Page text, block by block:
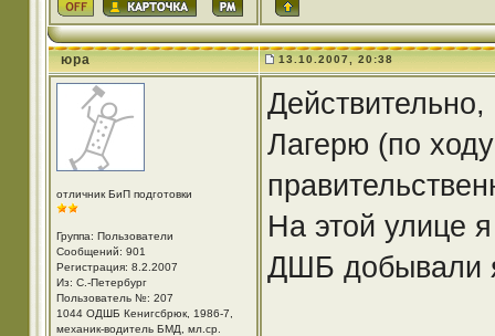
юра 13.10.2007, 20:38
отличник БиП подготовки
Группа: Пользователи
Сообщений: 901
Регистрация: 8.2.2007
Из: С.-Петербург
Пользователь №: 207
1044 ОДШБ Кенигсбрюк, 1986-7,
механик-водитель БМД, мл.ср.
Лагерю (по
На этой улице
ДШБ добывали